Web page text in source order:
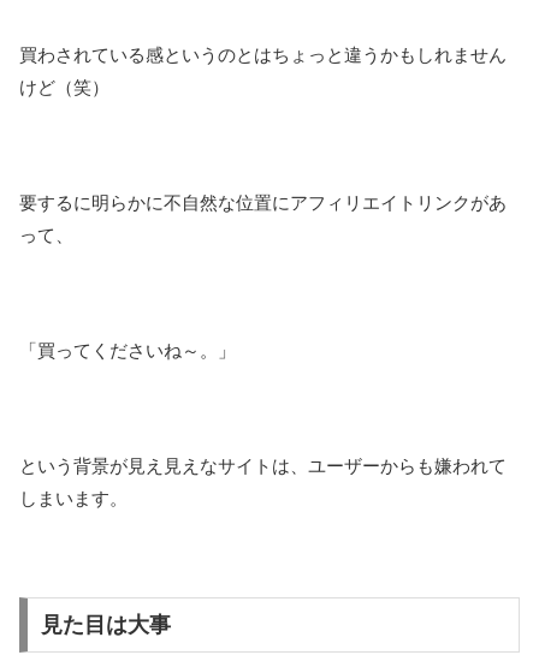
買わされている感というのとはちょっと違うかもしれません
けど（笑）
要するに明らかに不自然な位置にアフィリエイトリンクがあ
って、
「買ってくださいね～。」
という背景が見え見えなサイトは、ユーザーからも嫌われて
しまいます。
見た目は大事